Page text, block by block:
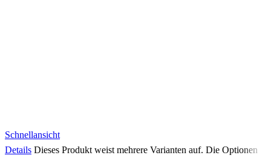
Schnellansicht
Details Dieses Produkt weist mehrere Varianten auf. Die Optionen